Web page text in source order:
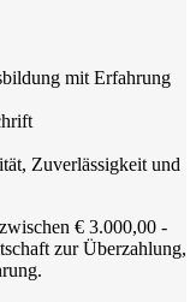
mit Erfahrung
Zuverlässigkeit und
€ 3.000,00 -
zur Überzahlung,